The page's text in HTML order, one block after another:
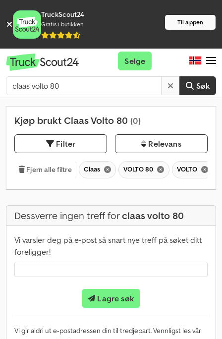
TruckScout24
Gratis i butikken Til appen
Søk
Selge
Kjøp brukt Claas Volto 80 (0)
Filter Relevans
Fjern alle filtre Claas VOLTO 80 VOLTO
Dessverre ingen treff forclaas volto 80
Vi varsler deg på e-post så snart nye treff på søket ditt
foreligger!
Lagre søk
Vi gir aldri ut e-postadressen din til tredjepart. Vennligst les vår